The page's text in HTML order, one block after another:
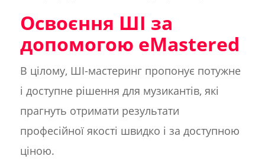
Освоєння ШІ за
допомогою eMastered
В цілому, ШІ-мастеринг пропонує потужне
і доступне рішення для музикантів, які
прагнуть отримати результати
професійної якості швидко і за доступною
ціною.